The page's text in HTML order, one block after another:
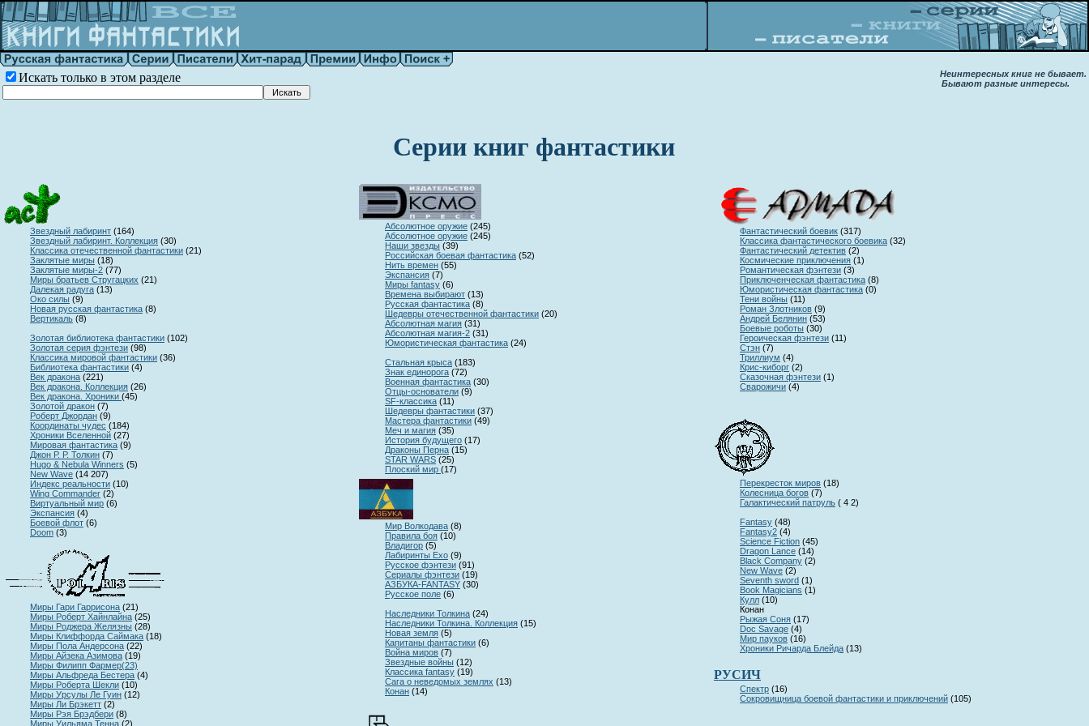
Искать только в этом разделе
Неинтересных книг не бывает.
Бывают разные интересы.
Серии книг фантастики
Звездный лабиринт (164)
Звездный лабиринт. Коллекция (30)
Классика отечественной фантастики (21)
Заклятые миры (18)
Заклятые миры-2 (77)
Миры братьев Стругацких (21)
Далекая радуга (13)
Око силы (9)
Новая русская фантастика (8)
Вертикаль (8)
Золотая библиотека фантастики (102)
Золотая серия фэнтези (98)
Классика мировой фантастики (36)
Библиотека фантастики (4)
Век дракона (221)
Век дракона. Коллекция (26)
Век дракона. Хроники (45)
Золотой дракон (7)
Роберт Джордан (9)
Координаты чудес (184)
Хроники Вселенной (27)
Мировая фантастика (9)
Джон Р. Р. Толкин (7)
Hugo & Nebula Winners (5)
New Wave (14 207)
Индекс реальности (10)
Wing Commander (2)
Виртуальный мир (6)
Экспансия (4)
Боевой флот (6)
Doom (3)
Миры Гари Гаррисона (21)
Миры Роберт Хайнлайна (25)
Миры Роджера Желязны (28)
Миры Клиффорда Саймака (18)
Миры Пола Андерсона (22)
Миры Айзека Азимова (19)
Миры Филипп Фармер(23)
Миры Альфреда Бестера (4)
Миры Роберта Шекли (10)
Миры Урсулы Ле Гуин (12)
Миры Ли Брэкетт (2)
Миры Рэя Брэдбери (8)
Миры Уильяма Тенна (2)
Абсолютное оружие (245)
Абсолютное оружие (245)
Наши звезды (39)
Российская боевая фантастика (52)
Нить времен (55)
Экспансия (7)
Миры fantasy (6)
Времена выбирают (13)
Русская фантастика (8)
Шедевры отечественной фантастики (20)
Абсолютная магия (31)
Абсолютная магия-2 (31)
Юмористическая фантастика (24)
Стальная крыса (183)
Знак единорога (72)
Военная фантастика (30)
Отцы-основатели (9)
SF-классика (11)
Шедевры фантастики (37)
Мастера фантастики (49)
Меч и магия (35)
История будущего (17)
Драконы Перна (15)
STAR WARS (25)
Плоский мир (17)
Мир Волкодава (8)
Правила боя (10)
Владигор (5)
Лабиринты Ехо (9)
Русское фэнтези (91)
Сериалы фэнтези (19)
АЗБУКА-FANTASY (30)
Русское поле (6)
Наследники Толкина (24)
Наследники Толкина. Коллекция (15)
Новая земля (5)
Капитаны фантастики (6)
Война миров (7)
Звездные войны (12)
Классика fantasy (19)
Сага о неведомых землях (13)
Конан (14)
Фантастический боевик (317)
Классика фантастического боевика (32)
Фантастический детектив (2)
Космические приключения (1)
Романтическая фэнтези (3)
Приключенческая фантастика (8)
Юмористическая фантастика (0)
Тени войны (11)
Роман Злотников (9)
Андрей Белянин (53)
Боевые роботы (30)
Героическая фэнтези (11)
Стэн (7)
Триллиум (4)
Крис-киборг (2)
Сказочная фэнтези (1)
Сварожичи (4)
Перекресток миров (18)
Колесница богов (7)
Галактический патруль ( 4 2)
Fantasy (48)
Fantasy2 (4)
Science Fiction (45)
Dragon Lance (14)
Black Company (2)
New Wave (2)
Seventh sword (1)
Book Magicians (1)
Кулл (10)
Конан
Рыжая Соня (17)
Doc Savage (4)
Мир пауков (16)
Хроники Ричарда Блейда (13)
РУСИЧ
Спектр (16)
Сокровищница боевой фантастики и приключений (105)